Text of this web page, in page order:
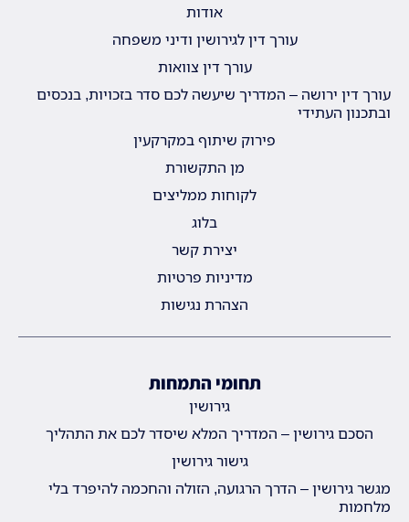
אודות
עורך דין לגירושין ודיני משפחה
עורך דין צוואות
עורך דין ירושה – המדריך שיעשה לכם סדר בזכויות, בנכסים
ובתכנון העתידי
פירוק שיתוף במקרקעין
מן התקשורת
לקוחות ממליצים
בלוג
יצירת קשר
מדיניות פרטיות
הצהרת נגישות
תחומי התמחות
גירושין
הסכם גירושין – המדריך המלא שיסדר לכם את התהליך
גישור גירושין
מגשר גירושין – הדרך הרגועה, הזולה והחכמה להיפרד בלי
מלחמות